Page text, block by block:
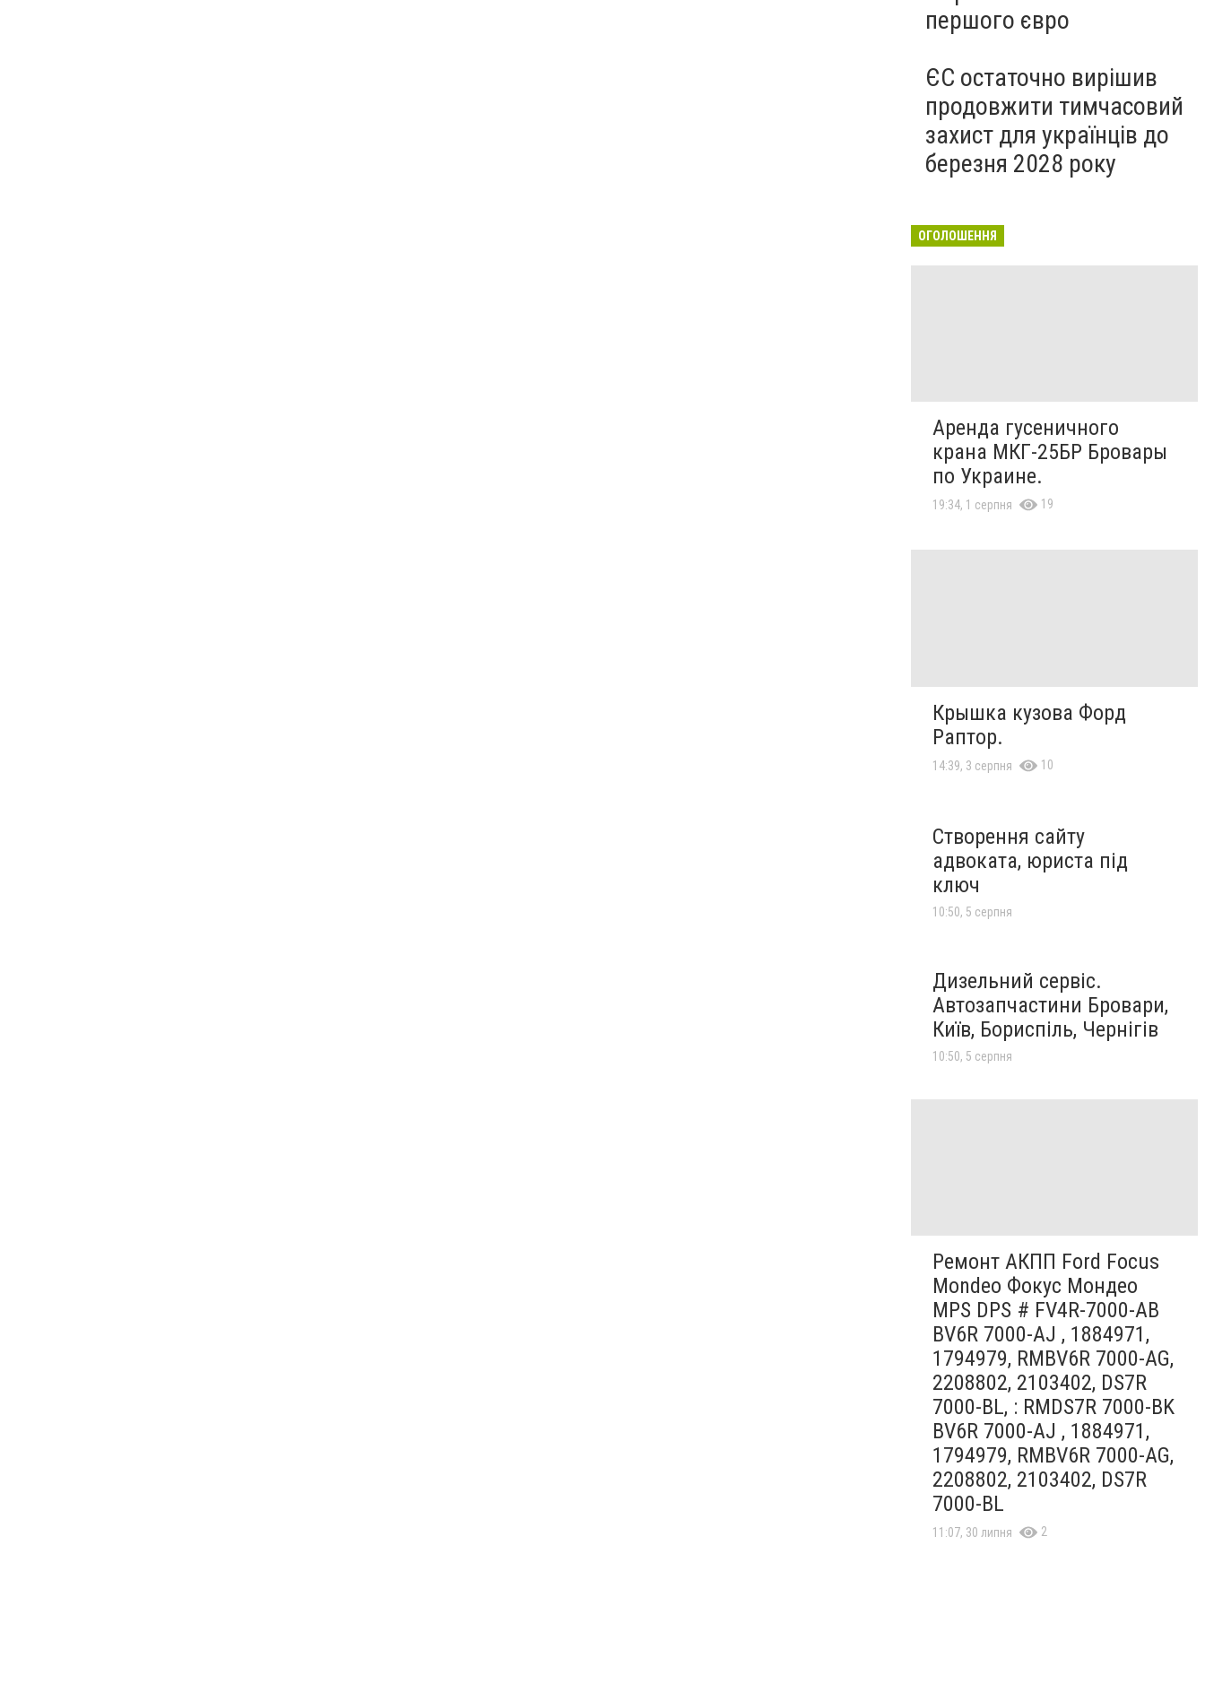
першого євро
ЄС остаточно вирішив
продовжити тимчасовий
захист для українців до
березня 2028 року
ОГОЛОШЕННЯ
Аренда гусеничного
крана МКГ-25БР Бровары
по Украине.
19:34, 1 серпня 19
Крышка кузова Форд
Раптор.
14:39, 3 серпня 10
Створення сайту
адвоката, юриста під
ключ
10:50, 5 серпня
Дизельний сервіс.
Автозапчастини Бровари,
Київ, Бориспіль, Чернігів
10:50, 5 серпня
Ремонт АКПП Ford Focus
Mondeo Фокус Мондео
MPS DPS # FV4R-7000-AB
BV6R 7000-AJ , 1884971,
1794979, RMBV6R 7000-AG,
2208802, 2103402, DS7R
7000-BL, : RMDS7R 7000-BK
BV6R 7000-AJ , 1884971,
1794979, RMBV6R 7000-AG,
2208802, 2103402, DS7R
7000-BL
11:07, 30 липня 2